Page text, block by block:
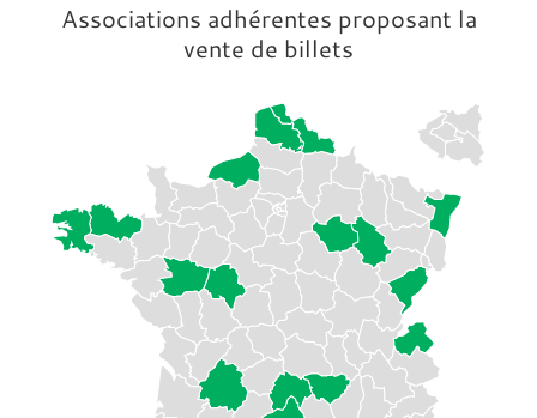
Associations adhérentes proposant la
vente de billets